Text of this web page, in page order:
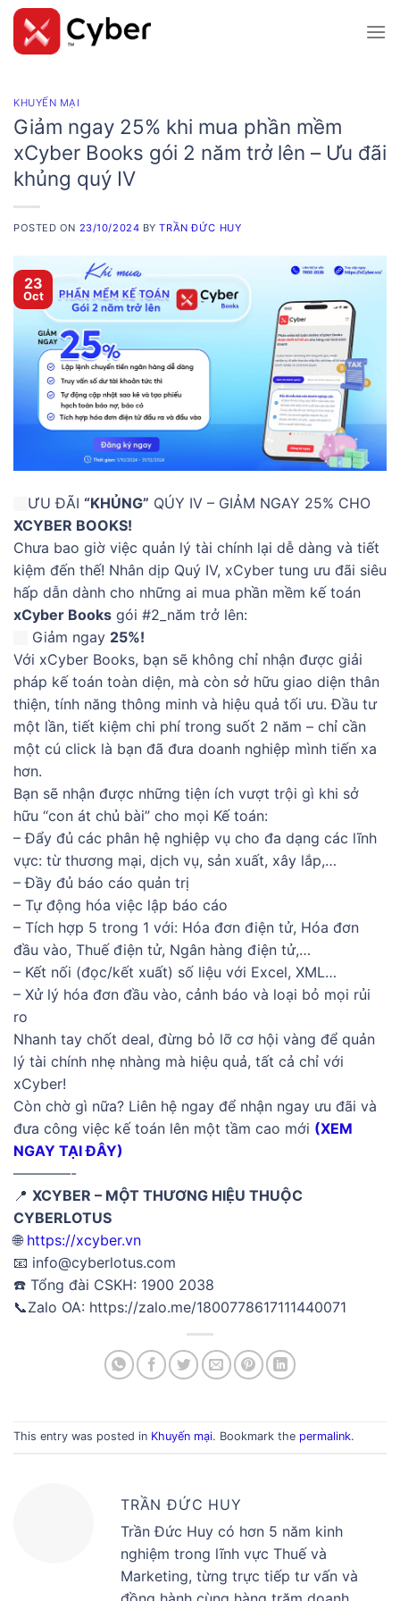
Skip
content
KHUYẾN MẠI
Giảm ngay 25% khi mua phần mềm
xCyber Books gói 2 năm trở lên – Ưu đãi
khủng quý IV
POSTED ON 23/10/2024 BYTRẦN ĐỨC HUY
23
Oct
ƯU ĐÃI “KHỦNG” QÚY IV – GIẢM NGAY 25% CHO
XCYBER BOOKS!
Chưa bao giờ việc quản lý tài chính lại dễ dàng và tiết
kiệm đến thế! Nhân dịp Quý IV, xCyber tung ưu đãi siêu
hấp dẫn dành cho những ai mua phần mềm kế toán
xCyber Books gói #2_năm trở lên:
Giảm ngay 25%!
Với xCyber Books, bạn sẽ không chỉ nhận được giải
pháp kế toán toàn diện, mà còn sở hữu giao diện thân
thiện, tính năng thông minh và hiệu quả tối ưu. Đầu tư
một lần, tiết kiệm chi phí trong suốt 2 năm – chỉ cần
một cú click là bạn đã đưa doanh nghiệp mình tiến xa
hơn.
Bạn sẽ nhận được những tiện ích vượt trội gì khi sở
hữu “con át chủ bài” cho mọi Kế toán:
– Đẩy đủ các phân hệ nghiệp vụ cho đa dạng các lĩnh
vực: từ thương mại, dịch vụ, sản xuất, xây lắp,…
– Đầy đủ báo cáo quản trị
– Tự động hóa việc lập báo cáo
– Tích hợp 5 trong 1 với: Hóa đơn điện tử, Hóa đơn
đầu vào, Thuế điện tử, Ngân hàng điện tử,…
– Kết nối (đọc/kết xuất) số liệu với Excel, XML…
– Xử lý hóa đơn đầu vào, cảnh báo và loại bỏ mọi rủi
ro
Nhanh tay chốt deal, đừng bỏ lỡ cơ hội vàng để quản
lý tài chính nhẹ nhàng mà hiệu quả, tất cả chỉ với
xCyber!
Còn chờ gì nữa? Liên hệ ngay để nhận ngay ưu đãi và
đưa công việc kế toán lên một tầm cao mới (XEM
NGAY TẠI ĐÂY)
————-
📍 XCYBER – MỘT THƯƠNG HIỆU THUỘC
CYBERLOTUS
🌐 https://xcyber.vn
📧 info@cyberlotus.com
☎️ Tổng đài CSKH: 1900 2038
📞Zalo OA: https://zalo.me/1800778617111440071
This entry was posted in Khuyến mại. Bookmark the permalink.
TRẦN ĐỨC HUY
Trần Đức Huy có hơn 5 năm kinh
nghiệm trong lĩnh vực Thuế và
Marketing, từng trực tiếp tư vấn và